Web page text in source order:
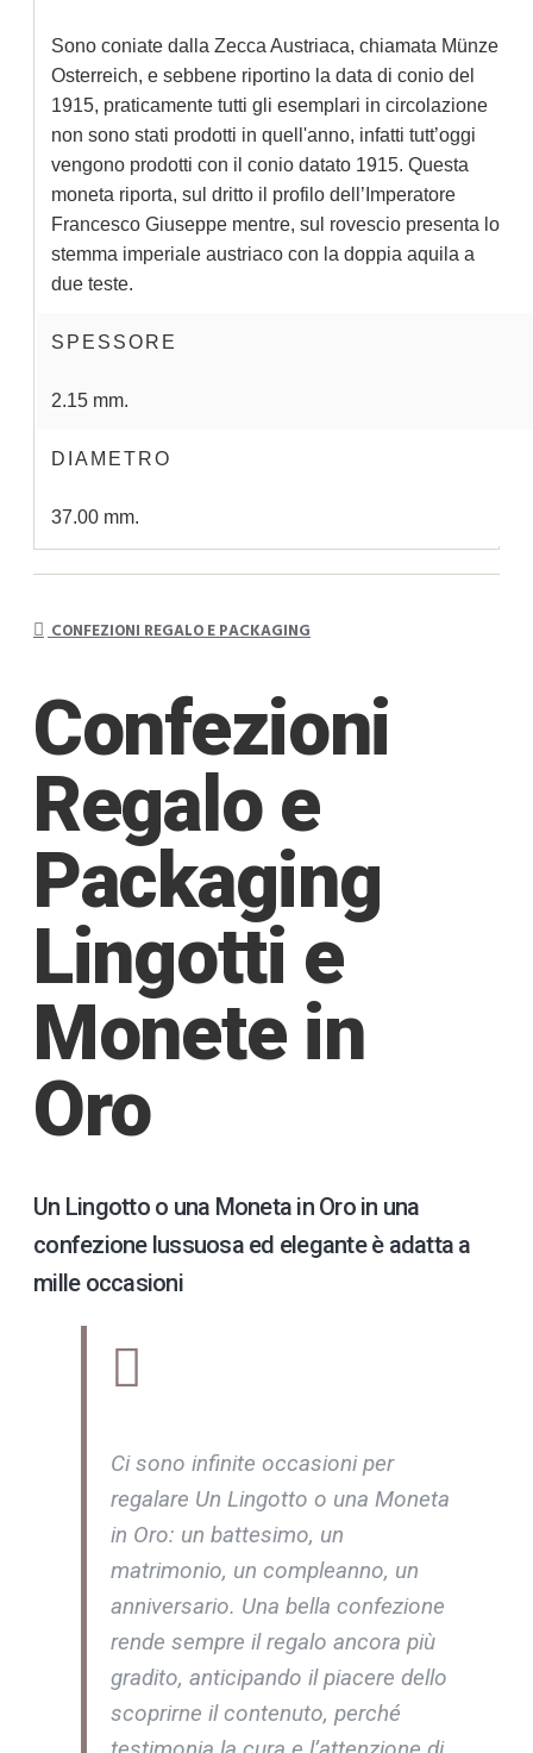
Sono coniate dalla Zecca Austriaca, chiamata Münze
Osterreich, e sebbene riportino la data di conio del
1915, praticamente tutti gli esemplari in circolazione
non sono stati prodotti in quell'anno, infatti tutt’oggi
vengono prodotti con il conio datato 1915. Questa
moneta riporta, sul dritto il profilo dell’Imperatore
Francesco Giuseppe mentre, sul rovescio presenta lo
stemma imperiale austriaco con la doppia aquila a
due teste.
SPESSORE
2.15 mm.
DIAMETRO
37.00 mm.
CONFEZIONI REGALO E PACKAGING
Confezioni
Regalo e
Packaging
Lingotti e
Monete in
Oro
Un Lingotto o una Moneta in Oro in una
confezione lussuosa ed elegante è adatta a
mille occasioni
Ci sono infinite occasioni per
regalare Un Lingotto o una Moneta
in Oro: un battesimo, un
matrimonio, un compleanno, un
anniversario. Una bella confezione
rende sempre il regalo ancora più
gradito, anticipando il piacere dello
scoprirne il contenuto, perché